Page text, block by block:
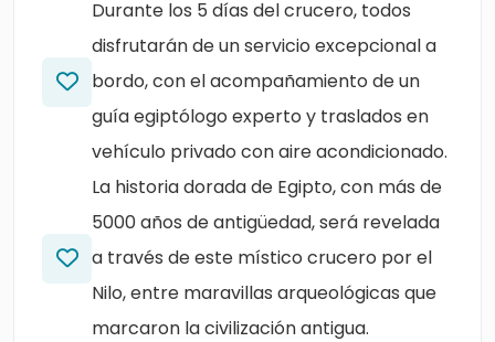
Durante los 5 días del crucero, todos
disfrutarán de un servicio excepcional a
bordo, con el acompañamiento de un
guía egiptólogo experto y traslados en
vehículo privado con aire acondicionado.
La historia dorada de Egipto, con más de
5000 años de antigüedad, será revelada
a través de este místico crucero por el
Nilo, entre maravillas arqueológicas que
marcaron la civilización antigua.